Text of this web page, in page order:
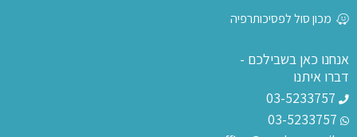
מכון סול לפסיכותרפיה
אנחנו כאן בשבילכם -
דברו איתנו